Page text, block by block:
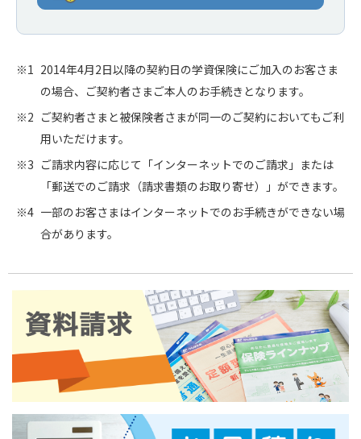
2014年4月2日以降の契約日の学資保険にご加入のお客さま
の場合、ご契約者さまご本人のお手続きとなります。
ご契約者さまと被保険者さまが同一のご契約においてもご利
用いただけます。
ご請求内容に応じて「インターネットでのご請求」または
「郵送でのご請求（請求書類のお取り寄せ）」ができます。
一部のお客さまはインターネットでのお手続きができない場
合があります。
保険のご加入・お見積り
★：個別のご契約および一般的なお問い合わせができます。
●：一般的な（個別のご契約以外）お問い合わせができます。
▲：お手続きが可能です。（※）
ご契約内容の確認・変更
★：個別のご契約および一般的なお問い合わせができます。
保険金のご請求